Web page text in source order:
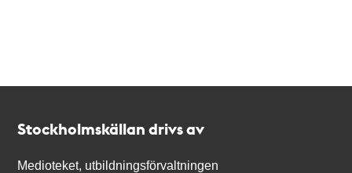
Stockholmskällan drivs av
Medioteket, utbildningsförvaltningen